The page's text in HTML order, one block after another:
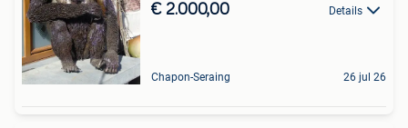
€ 2.000,00 Details
Chapon-Seraing 26 jul 26